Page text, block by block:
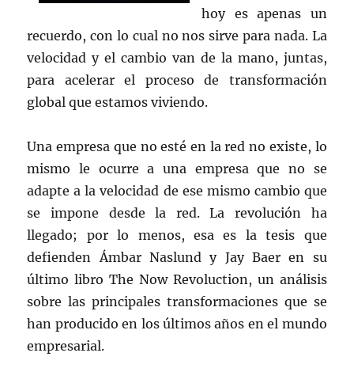
hoy es apenas un
recuerdo, con lo cual no nos sirve para nada. La
velocidad y el cambio van de la mano, juntas,
para acelerar el proceso de transformación
global que estamos viviendo.
Una empresa que no esté en la red no existe, lo
mismo le ocurre a una empresa que no se
adapte a la velocidad de ese mismo cambio que
se impone desde la red. La revolución ha
llegado; por lo menos, esa es la tesis que
defienden Ámbar Naslund y Jay Baer en su
último libro The Now Revoluction, un análisis
sobre las principales transformaciones que se
han producido en los últimos años en el mundo
empresarial.